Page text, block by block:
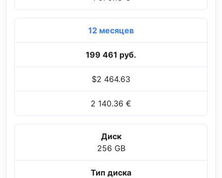
12 месяцев
199 461 руб.
$2 464.63
2 140.36 €
Диск
256 GB
Тип диска